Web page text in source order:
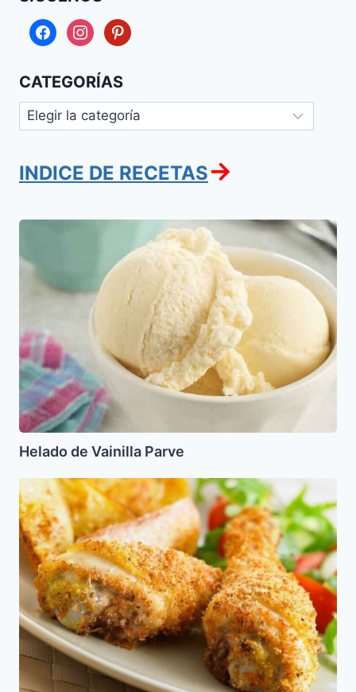
facebookinstagrampinterest
CATEGORÍAS
Categorías
INDICE DE RECETAS→
Helado
Vainilla
Parve
Helado de Vainilla Parve
Pollo
Empanizado
con
Miel
(Pesaj)